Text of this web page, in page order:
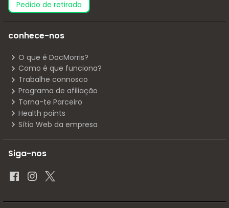
pedido de retirada
conhece-nos
O que é DocMorris?
Como é que funciona?
Trabalhe connosco
Programa de afiliação
Torna-te Parceiro
Health points
Sítio Web da empresa
Siga-nos